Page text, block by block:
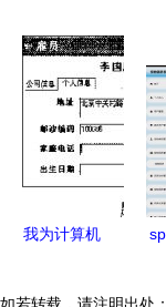
网络服务详
解
背景与关键
技能 数据
库与计算机
网络服务
数
算
务
我为计算机
的视图 按